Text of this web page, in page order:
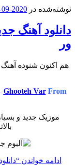
نوشته‌شده در 2020-09-09
دانلود آهنگ
ور
هم اکنون شنوده آهنگ
Ghooteh VarFrom
موزیک جدید و
ادامه خواندن